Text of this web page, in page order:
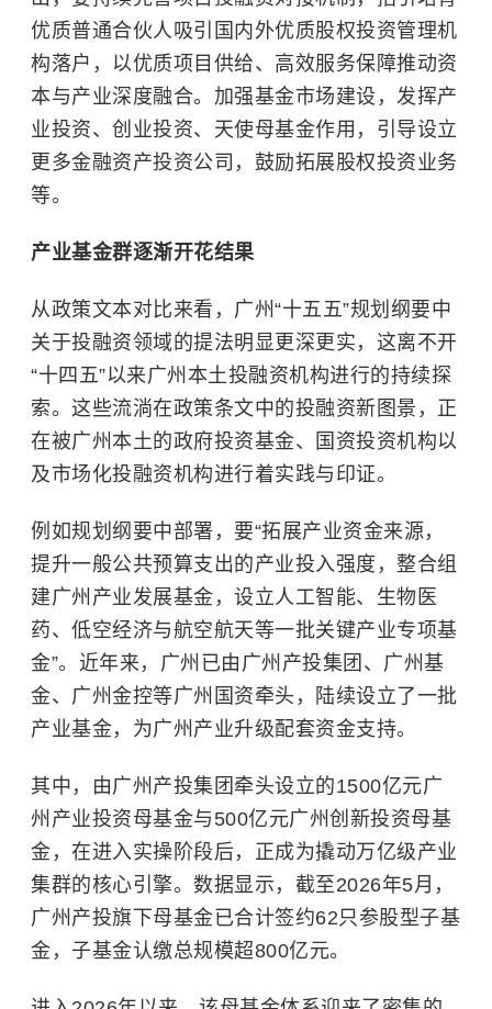
优质普通合伙人吸引国内外优质股权投资管理机
构落户，以优质项目供给、高效服务保障推动资
本与产业深度融合。加强基金市场建设，发挥产
业投资、创业投资、天使母基金作用，引导设立
更多金融资产投资公司，鼓励拓展股权投资业务
等。
产业基金群逐渐开花结果
从政策文本对比来看，广州“十五五”规划纲要中
关于投融资领域的提法明显更深更实，这离不开
“十四五”以来广州本土投融资机构进行的持续探
索。这些流淌在政策条文中的投融资新图景，正
在被广州本土的政府投资基金、国资投资机构以
及市场化投融资机构进行着实践与印证。
例如规划纲要中部署，要“拓展产业资金来源，
提升一般公共预算支出的产业投入强度，整合组
建广州产业发展基金，设立人工智能、生物医
药、低空经济与航空航天等一批关键产业专项基
金”。近年来，广州已由广州产投集团、广州基
金、广州金控等广州国资牵头，陆续设立了一批
产业基金，为广州产业升级配套资金支持。
其中，由广州产投集团牵头设立的1500亿元广
州产业投资母基金与500亿元广州创新投资母基
金，在进入实操阶段后，正成为撬动万亿级产业
集群的核心引擎。数据显示，截至2026年5月，
广州产投旗下母基金已合计签约62只参股型子基
金，子基金认缴总规模超800亿元。